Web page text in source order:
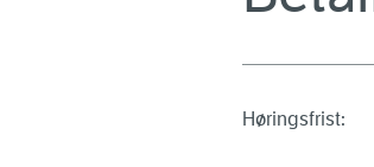
Høringsfrist: